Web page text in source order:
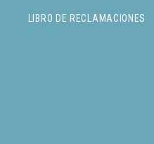
LIBRO DE RECLAMACIONES